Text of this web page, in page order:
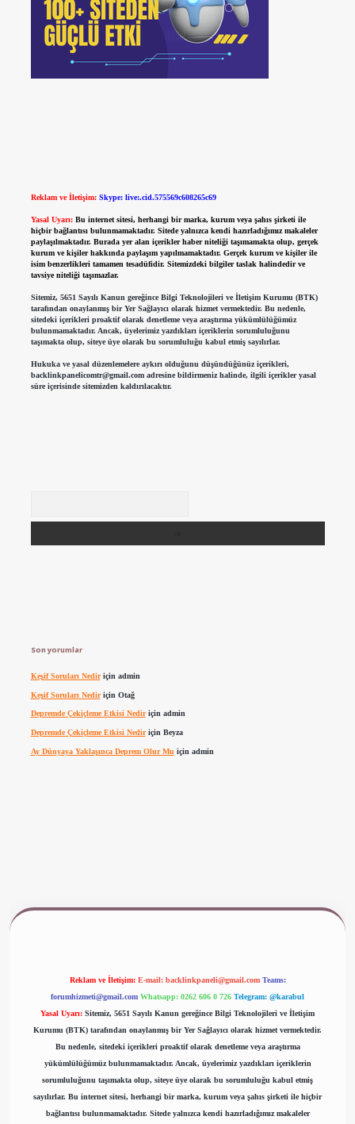
Reklam ve İletişim: Skype: live:.cid.575569c608265c69
Yasal Uyarı: Bu internet sitesi, herhangi bir marka, kurum veya şahıs şirketi ile
hiçbir bağlantısı bulunmamaktadır. Sitede yalnızca kendi hazırladığımız makaleler
paylaşılmaktadır. Burada yer alan içerikler haber niteliği taşımamakta olup, gerçek
kurum ve kişiler hakkında paylaşım yapılmamaktadır. Gerçek kurum ve kişiler ile
isim benzerlikleri tamamen tesadüfidir. Sitemizdeki bilgiler taslak halindedir ve
tavsiye niteliği taşımazlar.
Sitemiz, 5651 Sayılı Kanun gereğince Bilgi Teknolojileri ve İletişim Kurumu (BTK)
tarafından onaylanmış bir Yer Sağlayıcı olarak hizmet vermektedir. Bu nedenle,
sitedeki içerikleri proaktif olarak denetleme veya araştırma yükümlülüğümüz
bulunmamaktadır. Ancak, üyelerimiz yazdıkları içeriklerin sorumluluğunu
taşımakta olup, siteye üye olarak bu sorumluluğu kabul etmiş sayılırlar.
Hukuka ve yasal düzenlemelere aykırı olduğunu düşündüğünüz içerikleri,
backlinkpanelicomtr@gmail.comadresine bildirmeniz halinde, ilgili içerikler yasal
süre içerisinde sitemizden kaldırılacaktır.
Son yorumlar
Keşif Soruları Nediriçin admin
Keşif Soruları Nediriçin Otağ
Depremde Çekiçleme Etkisi Nediriçin admin
Depremde Çekiçleme Etkisi Nediriçin Beyza
Ay Dünyaya Yaklaşınca Deprem Olur Mu için admin
Reklam ve İletişim: E-mail: backlinkpaneli@gmail.com Teams:
forumhizmeti@gmail.com Whatsapp: 0262 606 0 726 Telegram: @karabul
Yasal Uyarı: Sitemiz, 5651 Sayılı Kanun gereğince Bilgi Teknolojileri ve İletişim
Kurumu (BTK) tarafından onaylanmış bir Yer Sağlayıcı olarak hizmet vermektedir.
Bu nedenle, sitedeki içerikleri proaktif olarak denetleme veya araştırma
yükümlülüğümüz bulunmamaktadır. Ancak, üyelerimiz yazdıkları içeriklerin
sorumluluğunu taşımakta olup, siteye üye olarak bu sorumluluğu kabul etmiş
sayılırlar. Bu internet sitesi, herhangi bir marka, kurum veya şahıs şirketi ile hiçbir
bağlantısı bulunmamaktadır. Sitede yalnızca kendi hazırladığımız makaleler